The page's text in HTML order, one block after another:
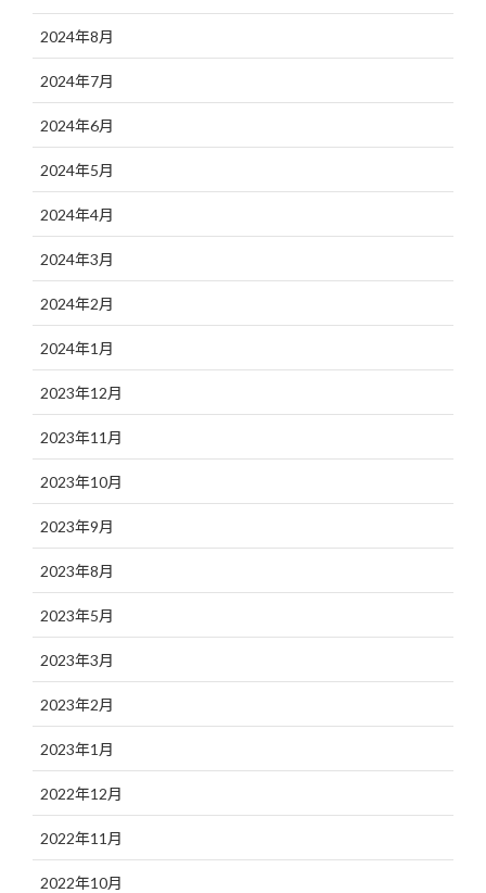
2024年8月
2024年7月
2024年6月
2024年5月
2024年4月
2024年3月
2024年2月
2024年1月
2023年12月
2023年11月
2023年10月
2023年9月
2023年8月
2023年5月
2023年3月
2023年2月
2023年1月
2022年12月
2022年11月
2022年10月